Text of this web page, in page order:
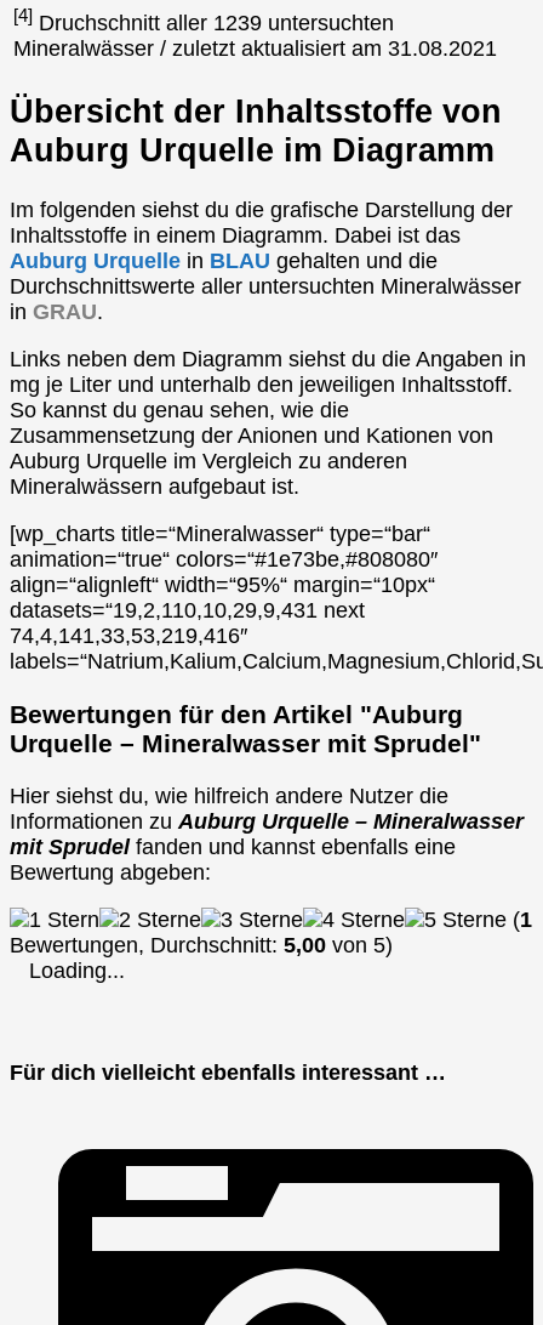
[4] Druchschnitt aller 1239 untersuchten
Mineralwässer / zuletzt aktualisiert am 31.08.2021
Übersicht der Inhaltsstoffe von
Auburg Urquelle im Diagramm
Im folgenden siehst du die grafische Darstellung der
Inhaltsstoffe in einem Diagramm. Dabei ist das
Auburg Urquelle in BLAU gehalten und die
Durchschnittswerte aller untersuchten Mineralwässer
in GRAU.
Links neben dem Diagramm siehst du die Angaben in
mg je Liter und unterhalb den jeweiligen Inhaltsstoff.
So kannst du genau sehen, wie die
Zusammensetzung der Anionen und Kationen von
Auburg Urquelle im Vergleich zu anderen
Mineralwässern aufgebaut ist.
[wp_charts title=“Mineralwasser“ type=“bar“
animation=“true“ colors=“#1e73be,#808080″
align=“alignleft“ width=“95%“ margin=“10px“
datasets=“19,2,110,10,29,9,431 next
74,4,141,33,53,219,416″
Bewertungen für den Artikel "Auburg
Urquelle – Mineralwasser mit Sprudel"
Hier siehst du, wie hilfreich andere Nutzer die
Informationen zuAuburg Urquelle – Mineralwasser
mit Sprudelfanden und kannst ebenfalls eine
Bewertung abgeben:
(1
Bewertungen, Durchschnitt: 5,00 von 5)
Loading...
Für dich vielleicht ebenfalls interessant …